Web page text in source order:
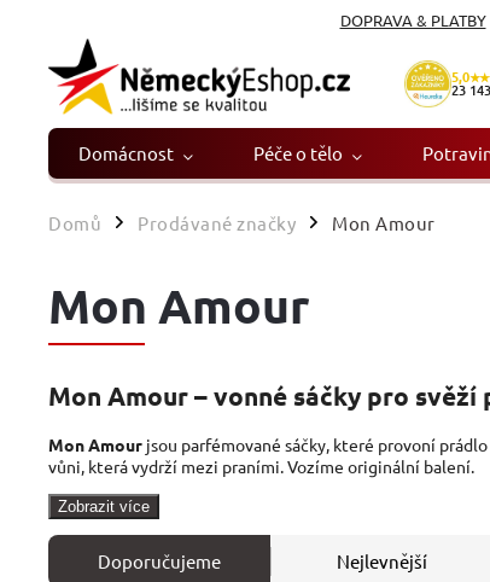
DOPRAVA & PLATBY
5,0
23 143
Domácnost Péče o tělo
Domů / Prodávané značky / Mon Amour
Mon Amour
Mon Amour – vonné sáčky pro svěží
Mon Amour jsou parfémované sáčky, které provoní
vůni, která vydrží mezi praními. Vozíme originální balení.
Zobrazit více
Doporučujeme Nejlevnější